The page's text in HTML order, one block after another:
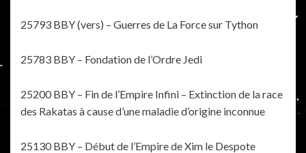
25793 BBY (vers) – Guerres de La Force sur Tython
25783 BBY – Fondation de l’Ordre Jedi
25200 BBY – Fin de l’Empire Infini – Extinction de la race
des Rakatas à cause d’une maladie d’origine inconnue
25130 BBY – Début de l’Empire de Xim le Despote